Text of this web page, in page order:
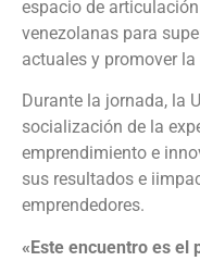
espacio de
venezolanas para
actuales y promover
Durante la jornada, la
socialización de la
emprendimiento e
sus resultados e
emprendedores.
«Este encuentro es el